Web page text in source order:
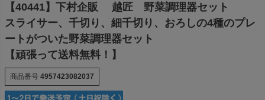
【40441】下村企販 越匠 野菜調理器セット
スライサー、千切り、細千切り、おろしの4種のプレ
ートがついた野菜調理器セット
【頑張って送料無料！】
商品番号 4957423082037